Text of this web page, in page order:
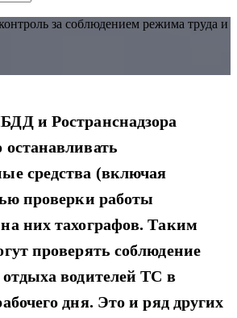
за соблюдением режима труда и
и Ространснадзора
средства (включая
проверки работы
них тахографов. Таким
проверять соблюдение
водителей ТС в
дня. Это и ряд других